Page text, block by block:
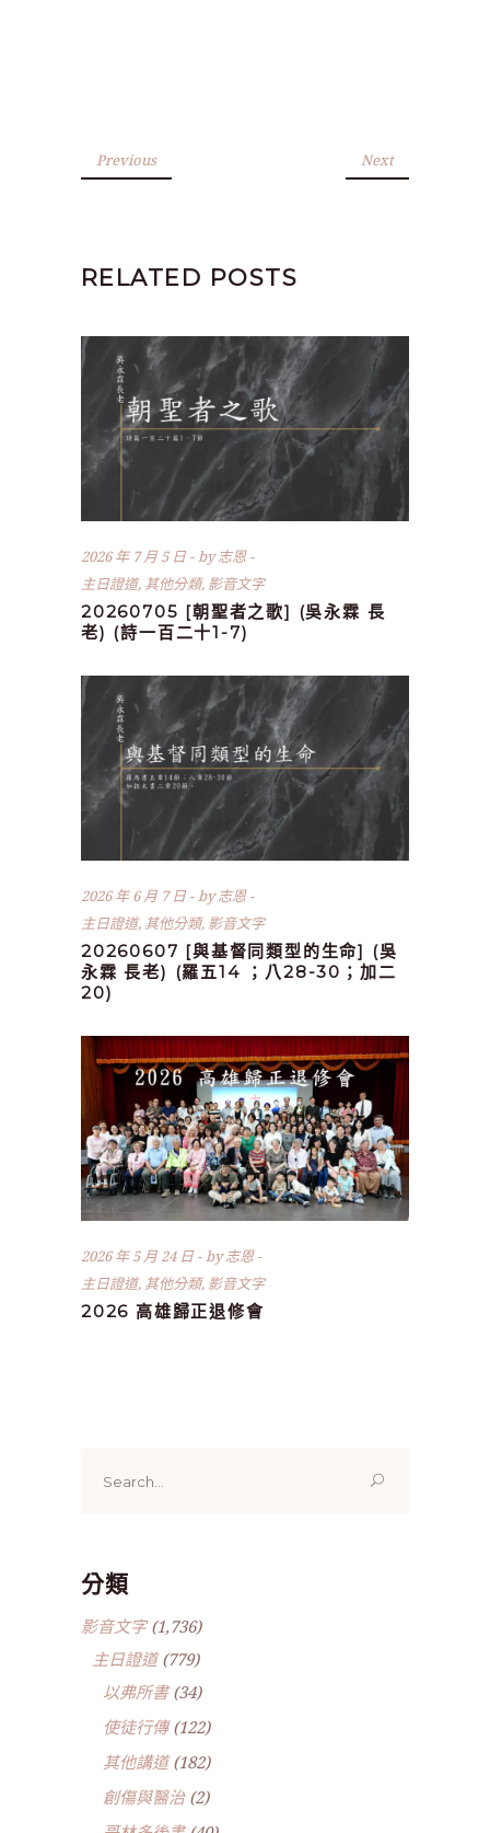
Previous Next
RELATED POSTS
2026 年 7 月 5 日 by志恩
主日證道, 其他分類, 影音文字
20260705 [朝聖者之歌] (吳永霖 長
老) (詩一百二十1-7)
2026 年 6 月 7 日 by志恩
主日證道, 其他分類, 影音文字
20260607 [與基督同類型的生命] (吳
永霖 長老) (羅五14 ；八28-30；加二
20)
2026 年 5 月 24 日 by志恩
主日證道, 其他分類, 影音文字
2026 高雄歸正退修會
for:
分類
影音文字(1,736)
主日證道(779)
以弗所書(34)
使徒行傳(122)
其他講道(182)
創傷與醫治(2)